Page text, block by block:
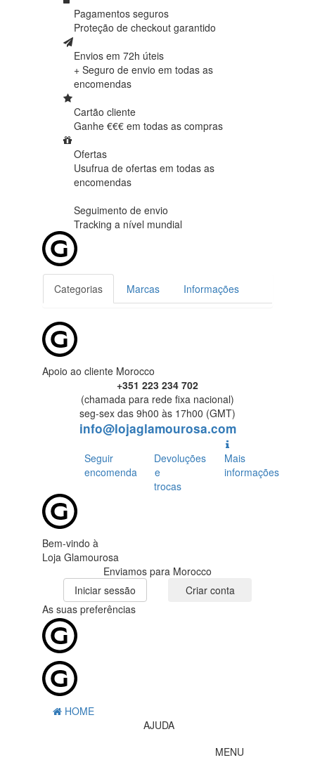
Pagamentos seguros
Proteção de checkout garantido
Envios em 72h úteis
+ Seguro de envio em todas as
encomendas
Cartão cliente
Ganhe €€€ em todas as compras
Ofertas
Usufrua de ofertas em todas as
encomendas
Seguimento de envio
Tracking a nível mundial
Categorias Marcas Informações
Apoio ao cliente Morocco
+351 223 234 702
(chamada para rede fixa nacional)
seg-sex das 9h00 às 17h00 (GMT)
info@lojaglamourosa.com
Seguir
encomenda
Devoluções
e
trocas
Mais
informações
Bem-vindo à
Loja Glamourosa
Enviamos para Morocco
Iniciar sessão
Criar conta
As suas preferências
HOME
AJUDA
MENU